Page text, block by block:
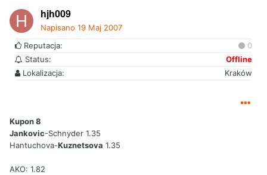
hjh009
Napisano 19 Maj 2007
Reputacja:
0
Status:
Offline
Lokalizacja:
Kraków
Kupon 8
Jankovic-Schnyder 1.35
Hantuchova-Kuznetsova 1.35
AKO: 1.82